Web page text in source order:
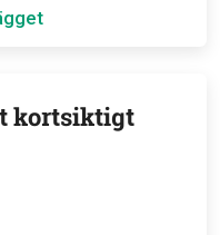
kortsiktigt